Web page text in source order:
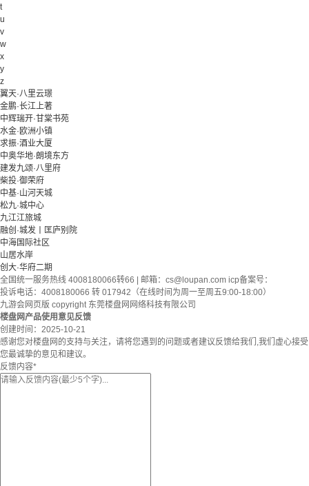
t
u
v
w
x
y
z
翼天·八里云璟
金鹏·长江上著
中辉瑞开·甘棠书苑
水金·欧洲小镇
求振·酒业大厦
中奥华地·朗境东方
建发九颂·八里府
柴投·御荣府
中基·山河天城
松九·城中心
九江江旅城
融创·城发丨匡庐别院
中海国际社区
山居水岸
创大·华府二期
全国统一服务热线 4008180066转66 | 邮箱： cs@loupan.com icp备案号：
投诉电话：4008180066 转 017942（在线时间为周一至周五9:00-18:00）
九游会网页版 copyright 东莞楼盘网网络科技有限公司
楼盘网产品使用意见反馈
创建时间： 2025-10-21
感谢您对楼盘网的支持与关注，请将您遇到的问题或者建议反馈给我们,我们虚心接受
您最诚挚的意见和建议。
反馈内容*